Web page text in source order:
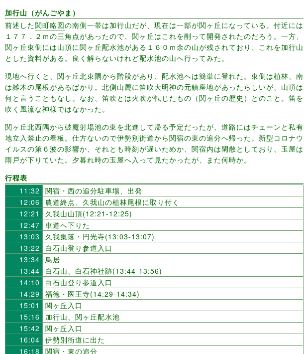
加行山（がんごやま）
前述した関町略図の南側一帯は加行山だが、現在は一部が関ヶ丘になっている。付近には
１７７．２ｍの三角点があったので、関ヶ丘はこれを削って開発されたのだろう。一方、
関ヶ丘東側には山頂に関ヶ丘配水池がある１６０ｍ余の山が残されており、これを加行山
とした資料がある。良く解らないけれど配水池の山へ行ってみた。
現地へ行くと、関ヶ丘北東隅から階段があり、配水池へは簡単に登れた。東側は植林、南
は雑木の尾根があるばかり。北側山麓に笛吹大明神の元鎮座地があったらしいが、山頂は
何と言うこともなし。なお、笛吹とは火吹が転じたもの（関ヶ丘の歴史 ）とのこと。笛を
吹く風流な神様ではなかった。
関ヶ丘北西隅から破魔射場池の東を北進して帰る予定だったが、道路にはチェーンと私有
地立入禁止の看板。仕方ないので伊勢別街道から関宿の東の追分へ帰った。新型コロナウ
イルスの第６波の影響か、それとも時刻が遅いためか、関宿内は閑散としており、玉屋は
雨戸が下りていた。夕暮れ時の玉屋へ入って見たかったが、また何時か。
行程表
11:32
関宿・西の追分駐車場、出発
12:06
農道終点、久我山の植林尾根に取り付く
12:21
久我山山頂(12:21-12:25)
12:47 車道へ下りた
13:03
久我集落・円光寺(13:03-13:07)
13:22
白石山登り参道入口
13:34 鳥居
13:44
白石山、白石神社跡(13:44-13:56)
14:10
白石山登り参道入口
14:29
福徳・医王寺(14:29-14:34)
15:01
関ヶ丘入口
15:16
加行山、関ヶ丘配水池
15:42
関ヶ丘入口
16:04 伊勢別街道に出た
16:18
関宿・東の追分